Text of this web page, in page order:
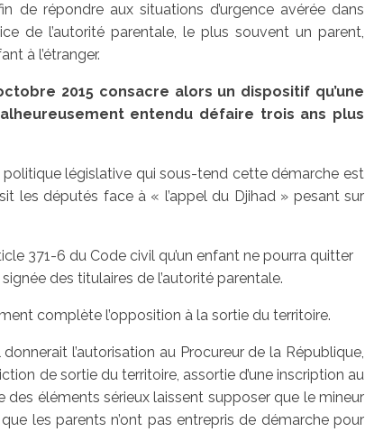
de répondre aux situations d’urgence avérée dans
de l’autorité parentale, le plus souvent un parent,
à l’étranger.
2015 consacre alors un dispositif qu’une
entendu défaire trois ans plus
législative qui sous-tend cette démarche est
les députés face à « l’appel du Djihad » pesant sur
371-6 du Code civil qu’un enfant ne pourra quitter
des titulaires de l’autorité parentale.
complète l’opposition à la sortie du territoire.
l’autorisation au Procureur de la République,
de sortie du territoire, assortie d’une inscription au
des éléments sérieux laissent supposer que le mineur
les parents n’ont pas entrepris de démarche pour